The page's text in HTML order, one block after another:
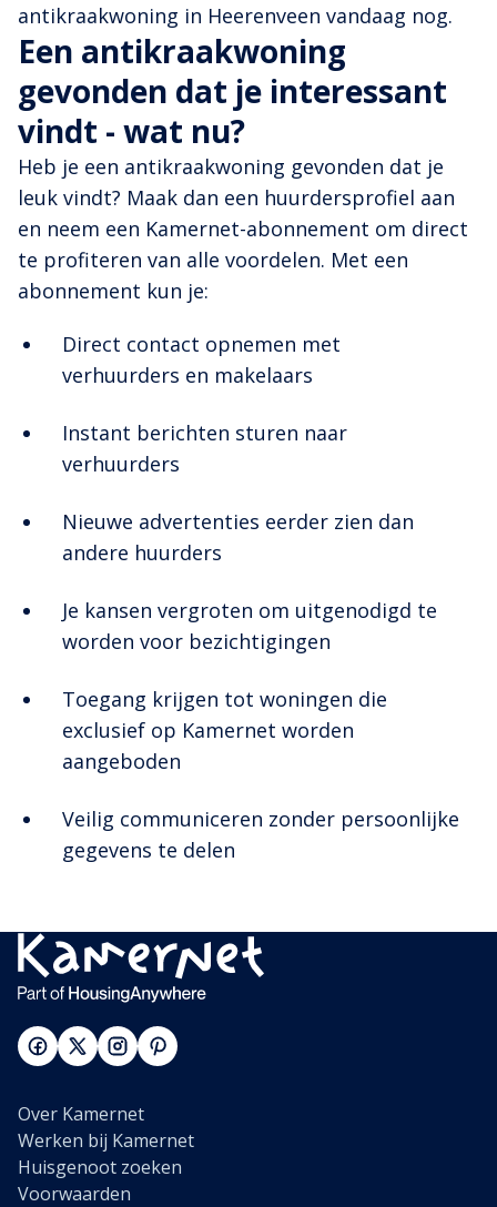
antikraakwoning in Heerenveen vandaag nog.
Een antikraakwoning
gevonden dat je interessant
vindt - wat nu?
Heb je een antikraakwoning gevonden dat je
leuk vindt? Maak dan een huurdersprofiel aan
en neem een Kamernet-abonnement om direct
te profiteren van alle voordelen. Met een
abonnement kun je:
Direct contact opnemen met
verhuurders en makelaars
Instant berichten sturen naar
verhuurders
Nieuwe advertenties eerder zien dan
andere huurders
Je kansen vergroten om uitgenodigd te
worden voor bezichtigingen
Toegang krijgen tot woningen die
exclusief op Kamernet worden
aangeboden
Veilig communiceren zonder persoonlijke
gegevens te delen
Over Kamernet
Werken bij Kamernet
Huisgenoot zoeken
Voorwaarden